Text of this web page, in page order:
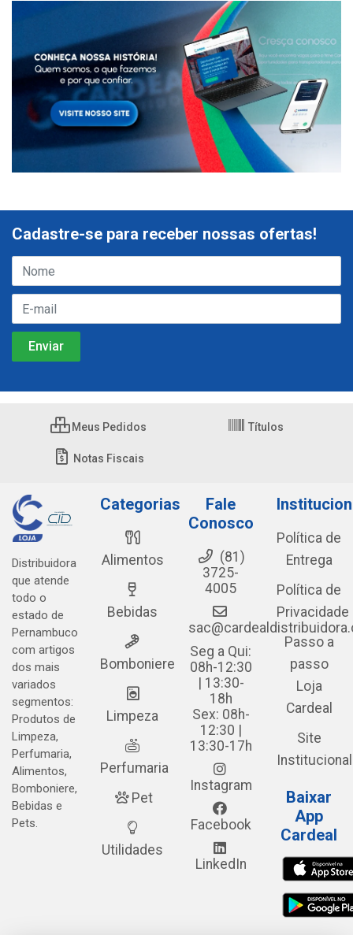
Cadastre-se para receber nossas ofertas!
Meus Pedidos Títulos
Notas Fiscais
Distribuidora
que atende
todo o
estado de
Pernambuco
com artigos
dos mais
variados
segmentos:
Produtos de
Limpeza,
Perfumaria,
Alimentos,
Bomboniere,
Bebidas e
Pets.
Categorias
Alimentos
Bebidas
Bomboniere
Limpeza
Perfumaria
Pet
Utilidades
Fale
Conosco
(81)
3725-
4005
Seg a Qui:
08h-12:30
| 13:30-
18h
Sex: 08h-
12:30 |
13:30-17h
Instagram
Facebook
LinkedIn
Política de
Entrega
Política de
Privacidade
Passo a
passo
Loja
Cardeal
Site
Institucional
Baixar
App
Cardeal